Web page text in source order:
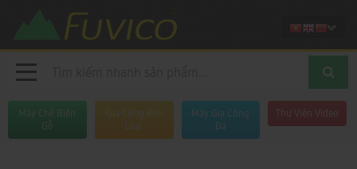
Máy Chế Biến
Gỗ
Gia Công Kim
Loại
Máy Gia Công
Đá
Thư Viện Video